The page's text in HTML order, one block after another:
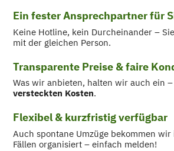
Ein fester Ansprechpartner für
Keine Hotline, kein Durcheinander –
mit der gleichen Person.
Transparente Preise & faire
Was wir anbieten, halten wir auch ein
versteckten Kosten.
Flexibel & kurzfristig verfügbar
Auch spontane Umzüge bekommen
Fällen organisiert – einfach melden!